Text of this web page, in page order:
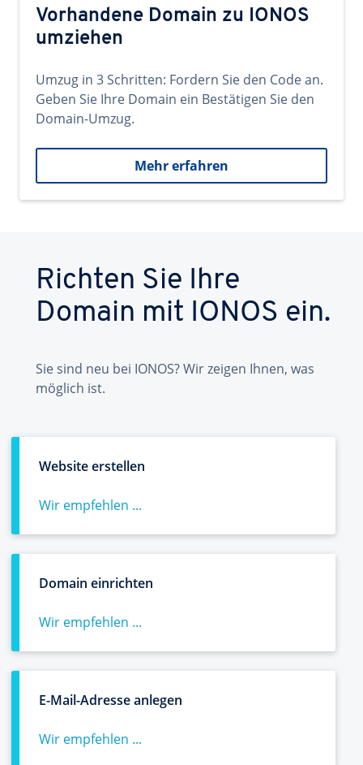
Vorhandene Domain zu IONOS
umziehen
Umzug in 3 Schritten: Fordern Sie den Code an.
Geben Sie Ihre Domain ein Bestätigen Sie den
Domain-Umzug.
Mehr erfahren
Richten Sie Ihre
Domain mit IONOS ein.
Sie sind neu bei IONOS? Wir zeigen Ihnen, was
möglich ist.
Website erstellen
Wir empfehlen ...
Domain einrichten
Wir empfehlen ...
E-Mail-Adresse anlegen
Wir empfehlen ...